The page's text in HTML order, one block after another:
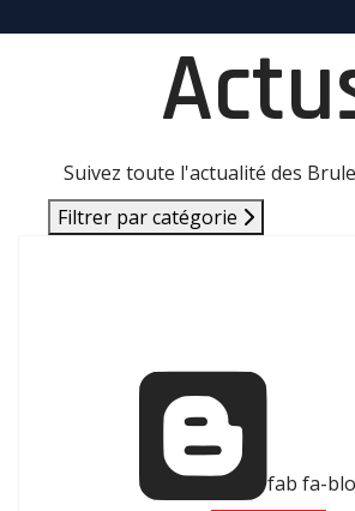
Suivez toute l'actualité des
Filtrer par catégorie
fab fa-